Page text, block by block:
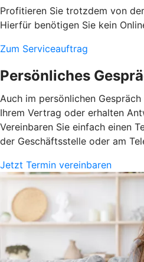
Profitieren Sie trotzdem von
Hierfür benötigen Sie kein
Zum Serviceauftrag
Persönliches
Auch im persönlichen
Ihrem Vertrag oder erhalten
Vereinbaren Sie einfach einen
der Geschäftsstelle oder am
Jetzt Termin vereinbaren